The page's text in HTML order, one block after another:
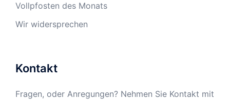
Vollpfosten des Monats
Wir widersprechen
Kontakt
Fragen, oder Anregungen? Nehmen Sie Kontakt mit